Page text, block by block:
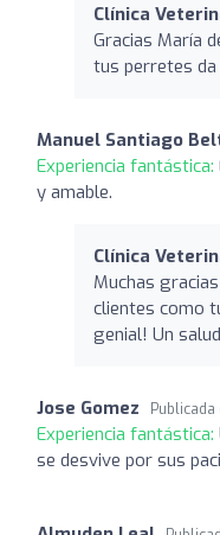
Clínica
Gracias María
tus perretes
Manuel Santiago
Experiencia fantástica:
y amable.
Clínica
Muchas
clientes como
genial! Un
Jose Gomez Publicada
Experiencia fantástica:
se desvive por sus